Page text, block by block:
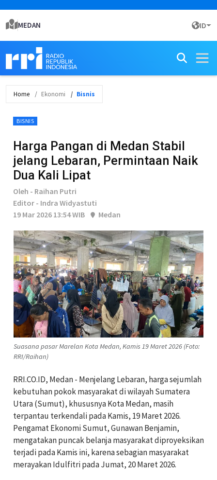
MEDAN ID
Home Ekonomi Bisnis
BISNIS
Harga Pangan di Medan Stabil
jelang Lebaran, Permintaan Naik
Dua Kali Lipat
Oleh - Raihan Putri
Editor - Indra Widyastuti
19 Mar 2026 13:54 WIB
Medan
Suasana pasar Marelan Kota Medan, Kamis 19 Maret 2026 (Foto:
RRI/Raihan)
RRI.CO.ID, Medan - Menjelang Lebaran, harga sejumlah
kebutuhan pokok masyarakat di wilayah Sumatera
Utara (Sumut), khususnya Kota Medan, masih
terpantau terkendali pada Kamis, 19 Maret 2026.
Pengamat Ekonomi Sumut, Gunawan Benjamin,
mengatakan puncak belanja masyarakat diproyeksikan
terjadi pada Kamis ini, karena sebagian masyarakat
merayakan Idulfitri pada Jumat, 20 Maret 2026.